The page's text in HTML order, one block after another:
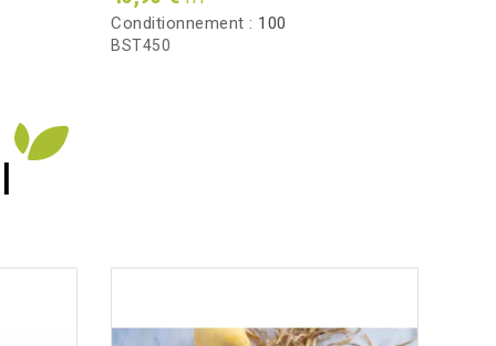
Conditionnement : 100
BST450